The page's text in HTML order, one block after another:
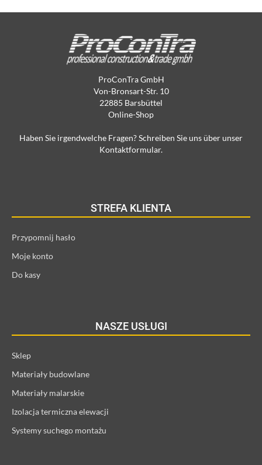
ProConTra GmbH
Von-Bronsart-Str. 10
22885 Barsbüttel
Online-Shop
Haben Sie irgendwelche Fragen? Schreiben Sie uns über unser
Kontaktformular.
STREFA KLIENTA
Przypomnij hasło
Moje konto
Do kasy
NASZE USŁUGI
Sklep
Materiały budowlane
Materiały malarskie
Izolacja termiczna elewacji
Systemy suchego montażu